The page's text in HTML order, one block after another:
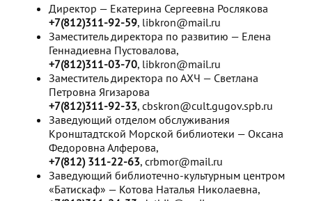
Директор — Екатерина Сергеевна Рослякова
+7(812)311-92-59, libkron@mail.ru
Заместитель директора по развитию — Елена
Геннадиевна Пустовалова,
+7(812)311-03-70, libkron@mail.ru
Заместитель директора по АХЧ — Светлана
Петровна Ягизарова
+7(812)311-92-33, cbskron@cult.gugov.spb.ru
Заведующий отделом обслуживания
Кронштадтской Морской библиотеки — Оксана
Федоровна Алферова,
+7(812) 311-22-63, crbmor@mail.ru
Заведующий библиотечно-культурным центром
«Батискаф» — Котова Наталья Николаевна,